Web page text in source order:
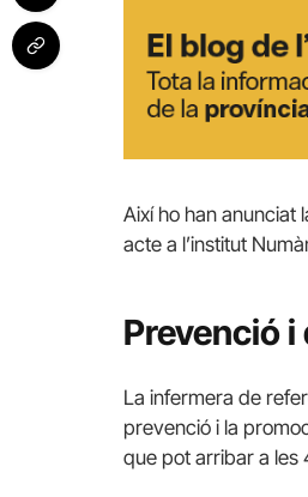
Així ho han anunciat
acte a l’institut
Prevenció
La infermera de
prevenció i la
que pot arribar a les